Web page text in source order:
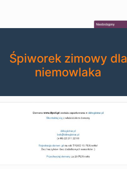
Śpiworek zimowy dla
niemowlaka